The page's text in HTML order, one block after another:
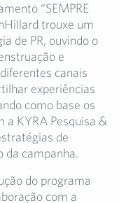
“SEMPRE
trouxe um
de PR, ouvindo o
e
canais
experiências
como base os
a KYRA Pesquisa &
de
da campanha.
do programa
com a